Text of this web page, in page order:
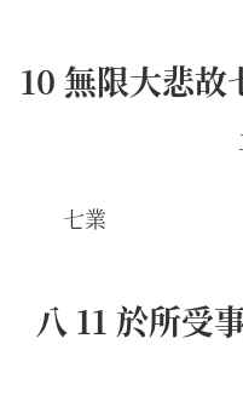
10 無限大悲故
七業
八 11 於所受